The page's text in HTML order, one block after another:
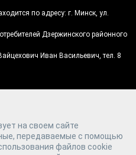
на своем сайте
передаваемые с помощью
файлов cookie
по адресу: г. Минск, ул.
Дзержинского районного
Иван Васильевич, тел. 8
№1 в Беларуси